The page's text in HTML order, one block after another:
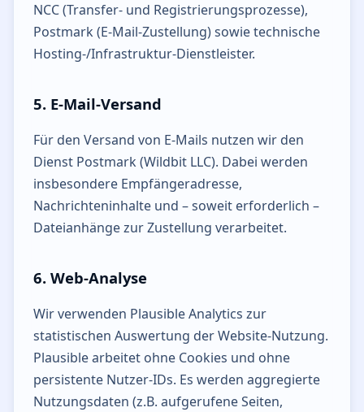
NCC (Transfer- und Registrierungsprozesse),
Postmark (E-Mail-Zustellung) sowie technische
Hosting-/Infrastruktur-Dienstleister.
5. E-Mail-Versand
Für den Versand von E-Mails nutzen wir den
Dienst Postmark (Wildbit LLC). Dabei werden
insbesondere Empfängeradresse,
Nachrichteninhalte und – soweit erforderlich –
Dateianhänge zur Zustellung verarbeitet.
6. Web-Analyse
Wir verwenden Plausible Analytics zur
statistischen Auswertung der Website-Nutzung.
Plausible arbeitet ohne Cookies und ohne
persistente Nutzer-IDs. Es werden aggregierte
Nutzungsdaten (z.B. aufgerufene Seiten,